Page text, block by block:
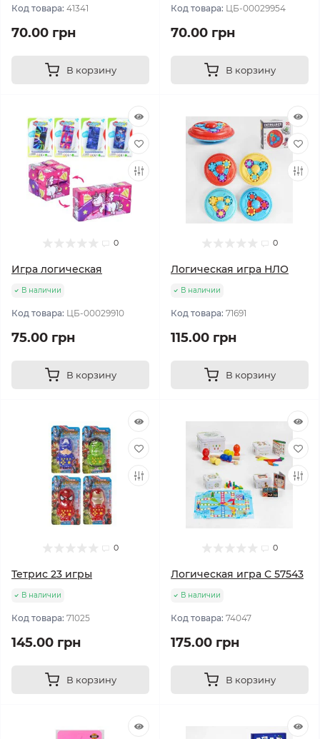
Код товара: 41341
70.00 грн
В корзину
Код товара: ЦБ-00029954
70.00 грн
В корзину
0
Игра логическая
В наличии
Код товара: ЦБ-00029910
75.00 грн
В корзину
0
Логическая игра НЛО
В наличии
Код товара: 71691
115.00 грн
В корзину
0
Тетрис 23 игры
В наличии
Код товара: 71025
145.00 грн
В корзину
0
Логическая игра С 57543
В наличии
Код товара: 74047
175.00 грн
В корзину